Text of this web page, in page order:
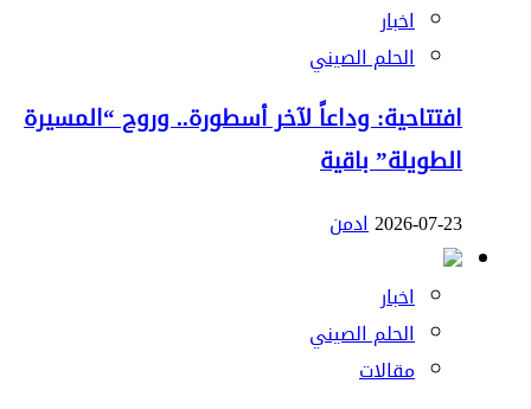
اخبار
الحلم الصيني
افتتاحية: وداعاً لآخر أسطورة.. وروح “المسيرة
الطويلة” باقية
2026-07-23ادمن
اخبار
الحلم الصيني
مقالات